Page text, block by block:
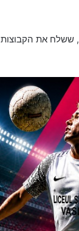
, ששלח את הקבוצות